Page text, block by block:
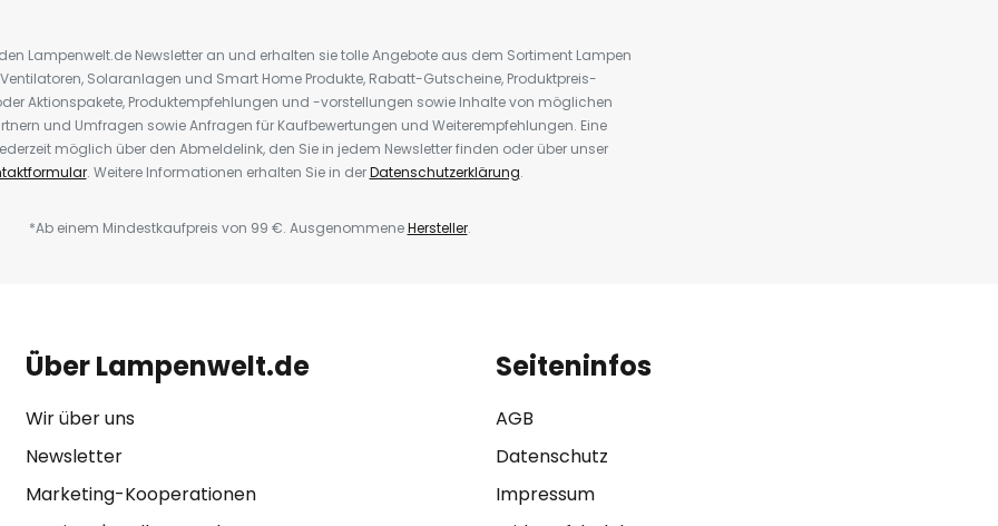
Lampenwelt.de Newsletter an und erhalten sie tolle Angebote aus dem Sortiment Lampen
Solaranlagen und Smart Home Produkte, Rabatt-Gutscheine, Produktpreis-
Aktionspakete, Produktempfehlungen und -vorstellungen sowie Inhalte von möglichen
und Umfragen sowie Anfragen für Kaufbewertungen und Weiterempfehlungen. Eine
möglich über den Abmeldelink, den Sie in jedem Newsletter finden oder über unser
. Weitere Informationen erhalten Sie in derDatenschutzerklärung.
*Ab einem Mindestkaufpreis von 99 €. AusgenommeneHersteller.
Über Lampenwelt.de
Wir über uns
Newsletter
Marketing-Kooperationen
Seiteninfos
AGB
Datenschutz
Impressum